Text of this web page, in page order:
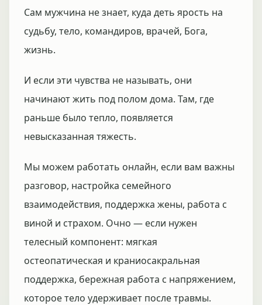
Сам мужчина не знает, куда деть ярость на
судьбу, тело, командиров, врачей, Бога,
жизнь.
И если эти чувства не называть, они
начинают жить под полом дома. Там, где
раньше было тепло, появляется
невысказанная тяжесть.
Мы можем работать онлайн, если вам важны
разговор, настройка семейного
взаимодействия, поддержка жены, работа с
виной и страхом. Очно — если нужен
телесный компонент: мягкая
остеопатическая и краниосакральная
поддержка, бережная работа с напряжением,
которое тело удерживает после травмы.